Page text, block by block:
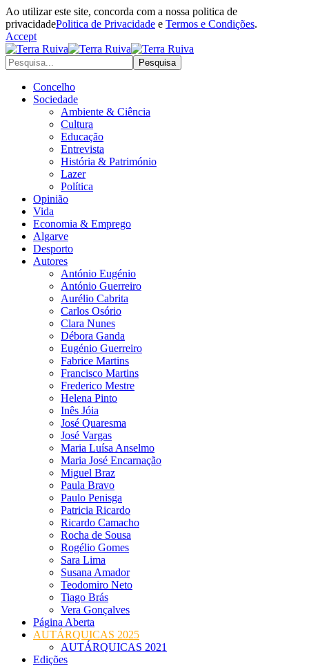
Ao utilizar este site, concorda com a nossa politica de
privacidadePolitica de Privacidade e Termos e Condições.
Accept
Concelho
Sociedade
Ambiente & Ciência
Cultura
Educação
Entrevista
História & Património
Lazer
Política
Opinião
Vida
Economia & Emprego
Algarve
Desporto
Autores
António Eugénio
António Guerreiro
Aurélio Cabrita
Carlos Osório
Clara Nunes
Débora Ganda
Eugénio Guerreiro
Fabrice Martins
Francisco Martins
Frederico Mestre
Helena Pinto
Inês Jóia
José Quaresma
José Vargas
Maria Luísa Anselmo
Maria José Encarnação
Miguel Braz
Paula Bravo
Paulo Penisga
Patricia Ricardo
Ricardo Camacho
Rocha de Sousa
Rogélio Gomes
Sara Lima
Susana Amador
Teodomiro Neto
Tiago Brás
Vera Gonçalves
Página Aberta
AUTÁRQUICAS 2025
AUTÁRQUICAS 2021
Edições